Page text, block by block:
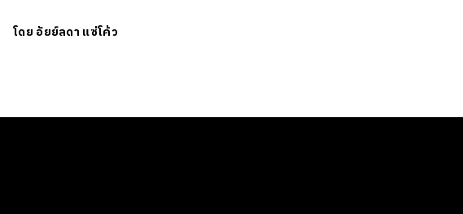
โดย อัยย์ลดา แซ่โค้ว